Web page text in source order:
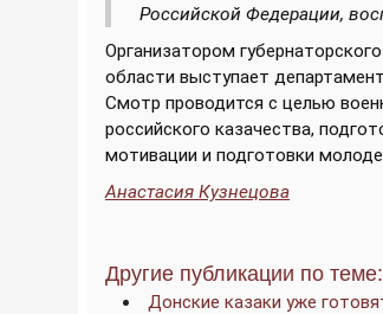
Российской Федерации,
Организатором
области выступает
Смотр проводится с целью
российского казачества,
мотивации и подготовки
Анастасия Кузнецова
Другие публикации по теме:
Донские казаки уже